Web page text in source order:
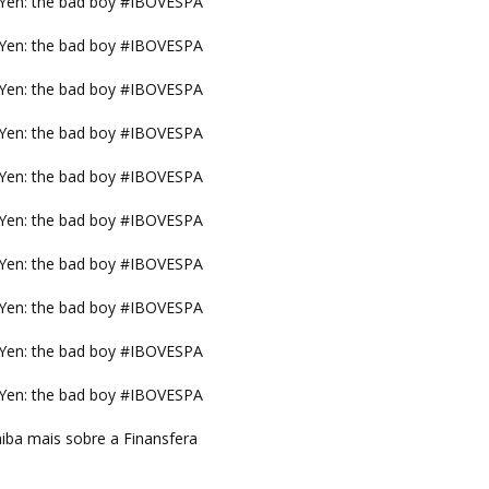
the bad boy #IBOVESPA
the bad boy #IBOVESPA
the bad boy #IBOVESPA
the bad boy #IBOVESPA
the bad boy #IBOVESPA
the bad boy #IBOVESPA
the bad boy #IBOVESPA
the bad boy #IBOVESPA
the bad boy #IBOVESPA
mais sobre a Finansfera